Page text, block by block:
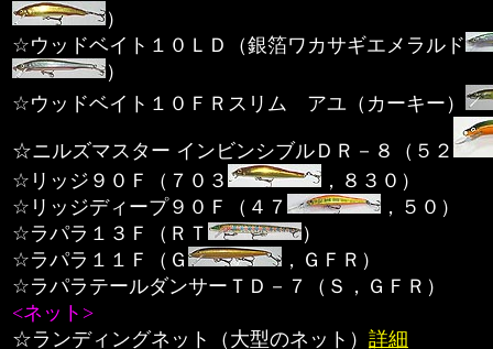
）
☆ウッドベイト１０ＬＤ（銀箔ワカサギエメラルド
）
☆ウッドベイト１０ＦＲスリム アユ（カーキー）
☆ニルズマスター インビンシブルＤＲ－８（５２
☆リッジ９０Ｆ（７０３
，８３０）
☆リッジディープ９０Ｆ（４７
，５０）
☆ラパラ１３Ｆ（ＲＴ
）
☆ラパラ１１Ｆ（Ｇ
，ＧＦＲ）
☆ラパラテールダンサーＴＤ－７（Ｓ，ＧＦＲ）
<ネット>
☆ランディングネット（大型のネット） 詳細